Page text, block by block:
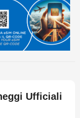
Ufficiali